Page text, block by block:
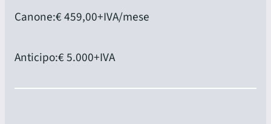
Canone:€ 459,00+IVA/mese
Anticipo:€ 5.000+IVA